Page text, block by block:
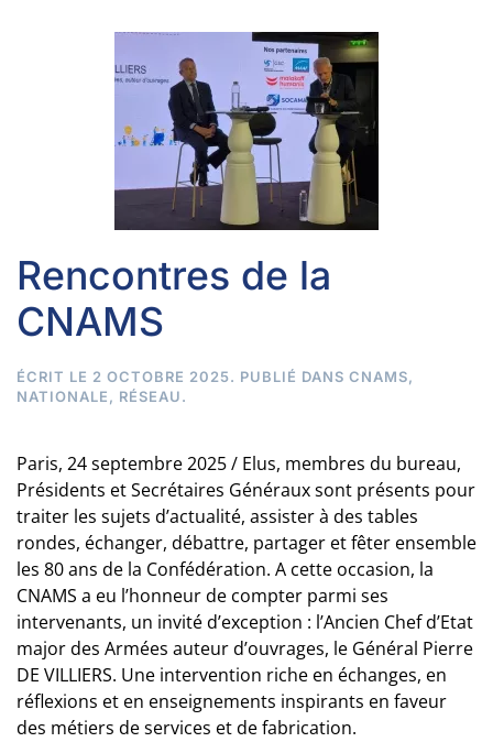
Rencontres de la
CNAMS
ÉCRIT LE 2 OCTOBRE 2025. PUBLIÉ DANS CNAMS,
NATIONALE, RÉSEAU.
Paris, 24 septembre 2025 / Elus, membres du bureau,
Présidents et Secrétaires Généraux sont présents pour
traiter les sujets d’actualité, assister à des tables
rondes, échanger, débattre, partager et fêter ensemble
les 80 ans de la Confédération. A cette occasion, la
CNAMS a eu l’honneur de compter parmi ses
intervenants, un invité d’exception : l’Ancien Chef d’Etat
major des Armées auteur d’ouvrages, le Général Pierre
DE VILLIERS. Une intervention riche en échanges, en
réflexions et en enseignements inspirants en faveur
des métiers de services et de fabrication.